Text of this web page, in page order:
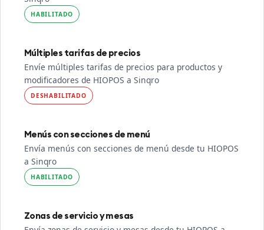
HABILITADO
Múltiples tarifas de precios
Envíe múltiples tarifas de precios para productos y
modificadores de HIOPOS a Sinqro
DESHABILITADO
Menús con secciones de menú
Envía menús con secciones de menú desde tu HIOPOS
a Sinqro
HABILITADO
Zonas de servicio y mesas